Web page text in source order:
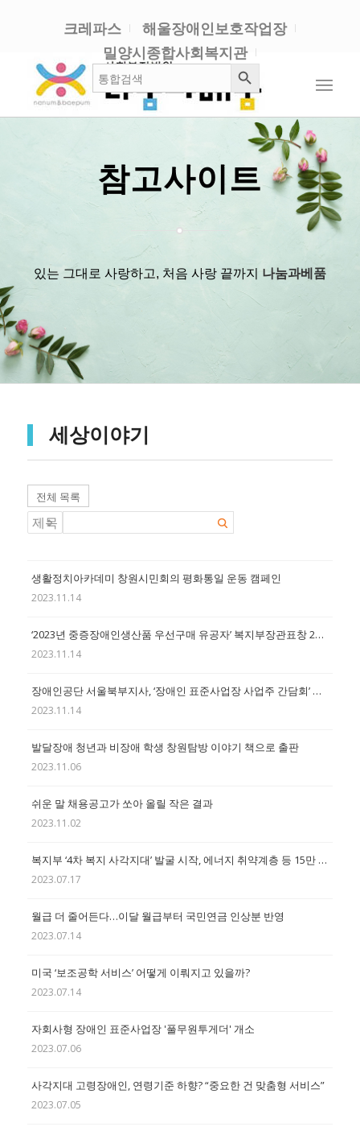
크레파스
해울장애인보호작업장
밀양시종합사회복지관
검 검색 버튼
참고사이트
있는 그대로 사랑하고, 처음 사랑 끝까지 나눔과베품
세상이야기
전체 목록
생활정치아카데미 창원시민회의 평화통일 운동 캠페인
2023.11.14
‘2023년 중증장애인생산품 우선구매 유공자’ 복지부장관표창 21점 수여
2023.11.14
장애인공단 서울북부지사, ‘장애인 표준사업장 사업주 간담회’ 성료
2023.11.14
발달장애 청년과 비장애 학생 창원탐방 이야기 책으로 출판
2023.11.06
쉬운 말 채용공고가 쏘아 올릴 작은 결과
2023.11.02
복지부 ‘4차 복지 사각지대’ 발굴 시작, 에너지 취약계층 등 15만 명 대상
2023.07.17
월급 더 줄어든다…이달 월급부터 국민연금 인상분 반영
2023.07.14
미국 ‘보조공학 서비스’ 어떻게 이뤄지고 있을까?
2023.07.14
자회사형 장애인 표준사업장 '풀무원투게더' 개소
2023.07.06
사각지대 고령장애인, 연령기준 하향? “중요한 건 맞춤형 서비스”
2023.07.05